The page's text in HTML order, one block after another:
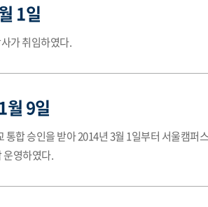
1일
가 취임하였다.
9일
통합 승인을 받아 2014년 3월 1일부터 서울캠퍼
운영하였다.